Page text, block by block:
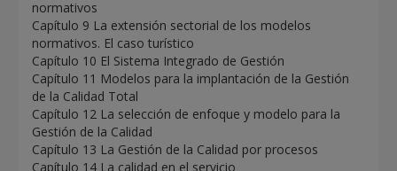
normativos
Capítulo 9 La extensión sectorial de los modelos
normativos. El caso turístico
Capítulo 10 El Sistema Integrado de Gestión
Capítulo 11 Modelos para la implantación de la Gestión
de la Calidad Total
Capítulo 12 La selección de enfoque y modelo para la
Gestión de la Calidad
Capítulo 13 La Gestión de la Calidad por procesos
Capítulo 14 La calidad en el servicio